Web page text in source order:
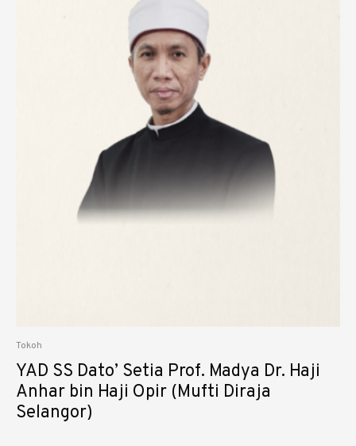
Tokoh
YAD SS Dato’ Setia Prof. Madya Dr. Haji
Anhar bin Haji Opir (Mufti Diraja
Selangor)